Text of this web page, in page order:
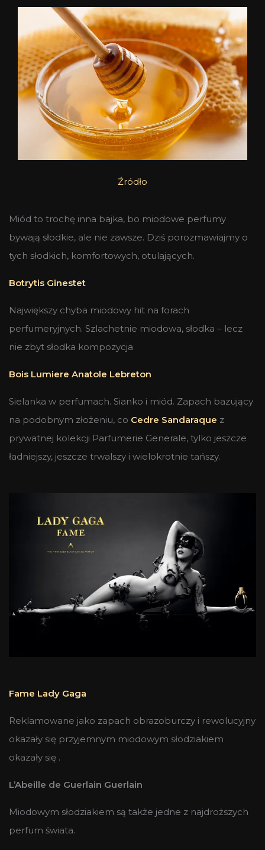
Źródło
Miód to trochę inna bajka, bo miodowe perfumy
bywają słodkie, ale nie zawsze. Dziś porozmawiajmy o
tych słodkich, komfortowych, otulających.
Botrytis Ginestet
Największy chyba miodowy hit na forach
perfumeryjnych. Szlachetnie miodowa, słodka – lecz
nie zbyt słodka kompozycja
Bois Lumiere Anatole Lebreton
Sielanka w perfumach. Sianko i miód. Zapach bazujący
na podobnym złożeniu, co Cedre Sandaraque z
prywatnej kolekcji Parfumerie Generale, tylko jeszcze
ładniejszy, jeszcze trwalszy i wielokrotnie tańszy.
Fame Lady Gaga
Reklamowane jako zapach obrazoburczy i rewolucyjny
okazały się przyjemnym miodowym słodziakiem
okazały się .
L’Abeille de Guerlain Guerlain
Miodowym słodziakiem są także jedne z najdroższych
perfum świata.